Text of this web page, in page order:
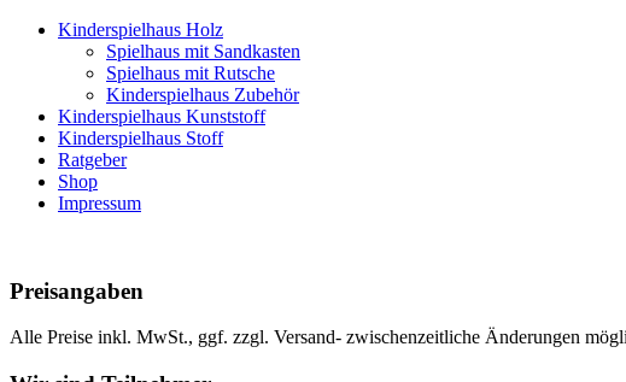
Kinderspielhaus Holz
Spielhaus mit Sandkasten
Spielhaus mit Rutsche
Kinderspielhaus Zubehör
Kinderspielhaus Kunststoff
Kinderspielhaus Stoff
Ratgeber
Shop
Impressum
Preisangaben
Alle Preise inkl. MwSt., ggf. zzgl. Versand- zwischenzeitliche Änderungen